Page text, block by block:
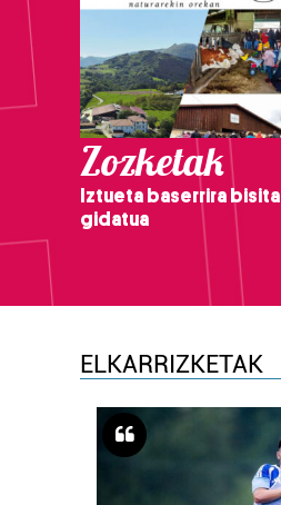
Zozketak
Iztueta baserrira bisita
gidatua
ELKARRIZKETAK